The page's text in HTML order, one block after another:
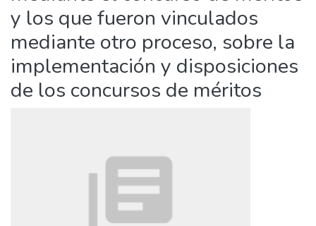
y los que fueron vinculados
mediante otro proceso, sobre la
implementación y disposiciones
de los concursos de méritos